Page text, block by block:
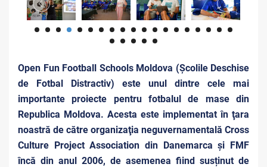
Open Fun Football Schools Moldova (Școlile Deschise
de Fotbal Distractiv) este unul dintre cele mai
importante proiecte pentru fotbalul de mase din
Republica Moldova. Acesta este implementat în ţara
noastră de către organizaţia neguvernamentală Cross
Culture Project Association din Danemarca și FMF
încă din anul 2006, de asemenea fiind susținut de